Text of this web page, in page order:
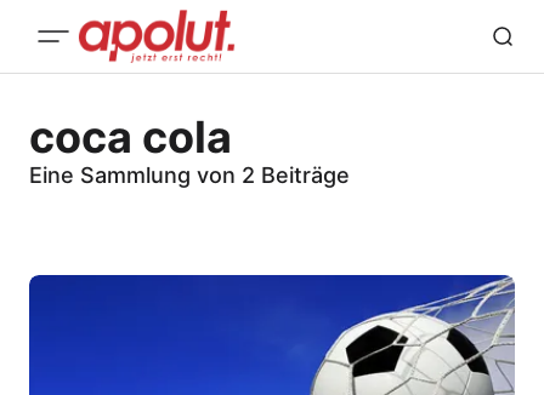
coca cola
Eine Sammlung von 2 Beiträge